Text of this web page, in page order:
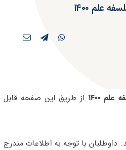
علم ۱۴۰۰
۱۴۰۰
از طریق این صفحه قابل
۸ مرداد برگزار شد. داوطلبان با توجه به اطلاعات مندرج